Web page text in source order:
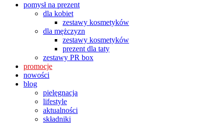
pomysł na prezent
dla kobiet
zestawy kosmetyków
dla mężczyzn
zestawy kosmetyków
prezent dla taty
zestawy PR box
promocje
nowości
blog
pielęgnacja
lifestyle
aktualności
składniki